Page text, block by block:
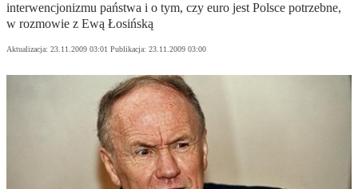
interwencjonizmu państwa i o tym, czy euro jest Polsce potrzebne,
w rozmowie z Ewą Łosińską
Aktualizacja: 23.11.2009 03:01 Publikacja: 23.11.2009 03:00